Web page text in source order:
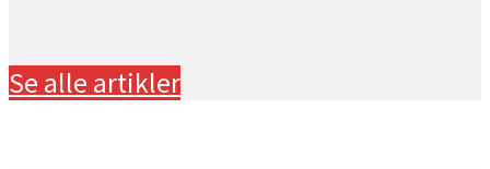
Se alle artikler